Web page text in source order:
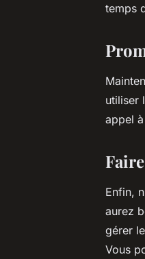
temps
utiliser
appel
Enfin,
aurez
gérer
Vous